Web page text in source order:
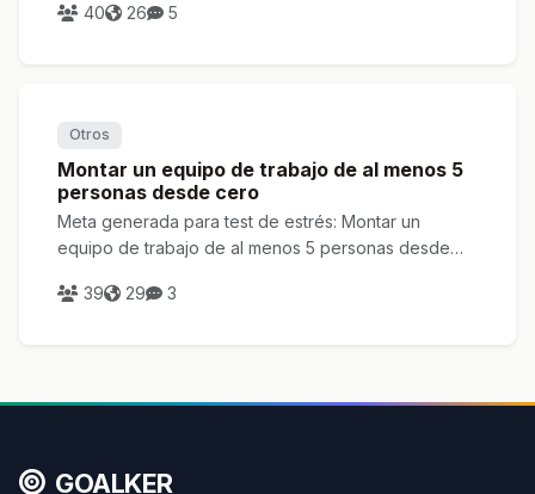
40 26 5
Otros
Montar un equipo de trabajo de al menos 5
personas desde cero
Meta generada para test de estrés: Montar un
equipo de trabajo de al menos 5 personas desde
39
29 3
GOALKER